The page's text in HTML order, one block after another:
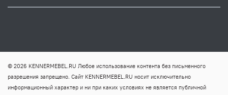
© 2026 KENNERMEBEL.RU Любое использование контента без письменного
разрешения запрещено. Сайт KENNERMEBEL.RU носит исключительно
информационный характер и ни при каких условиях не является публичной